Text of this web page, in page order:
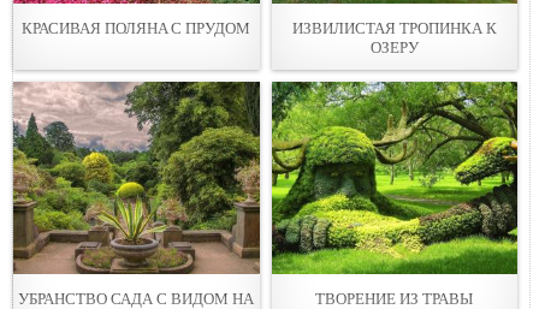
КРАСИВАЯ ПОЛЯНA С ПРУДОМ
ИЗВИЛИСТАЯ ТРОПИНКА К
ОЗЕРУ
УБРАНСТВО САДА С ВИДОМ НА
ТВОРЕНИЕ ИЗ ТРАВЫ